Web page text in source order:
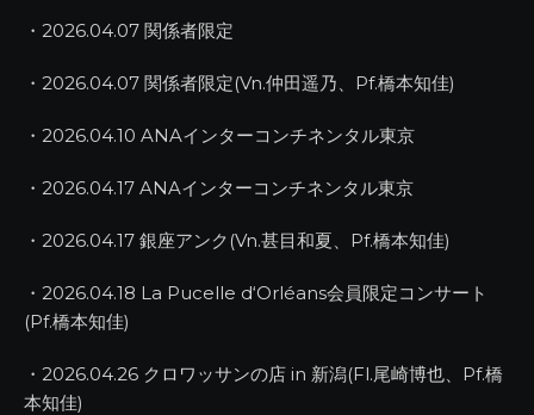
・2026.04.07 関係者限定
・2026.04.07 関係者限定(Vn.仲田遥乃、Pf.橋本知佳)
・2026.04.10 ANAインターコンチネンタル東京
・2026.04.17 ANAインターコンチネンタル東京
・2026.04.17 銀座アンク(Vn.甚目和夏、Pf.橋本知佳)
・2026.04.18 La Pucelle d‘Orléans会員限定コンサート
(Pf.橋本知佳)
・2026.04.26 クロワッサンの店 in 新潟(Fl.尾崎博也、Pf.橋
本知佳)